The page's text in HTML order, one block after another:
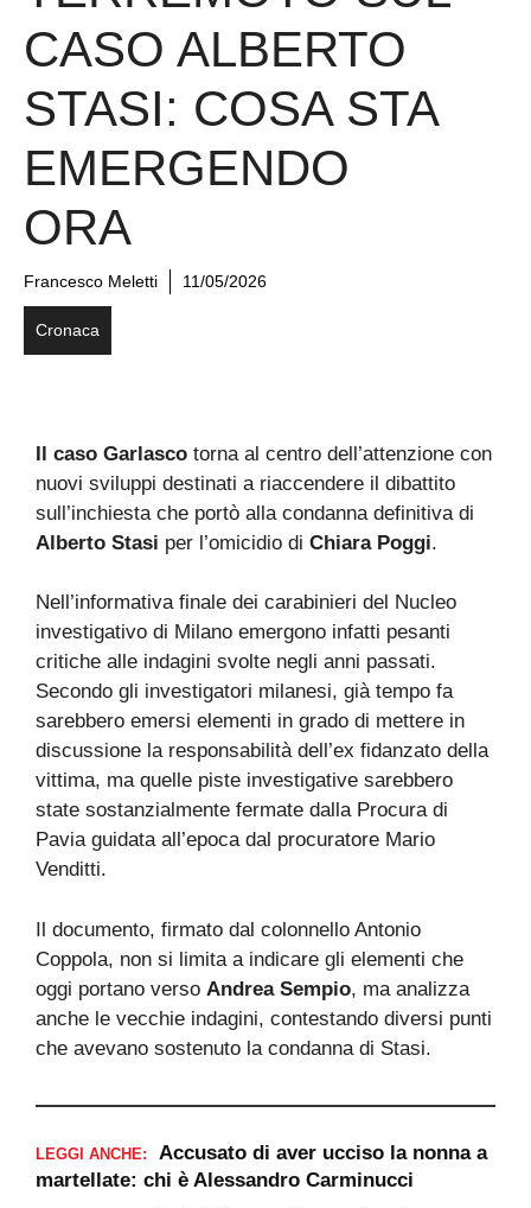
CASO ALBERTO
STASI: COSA STA
EMERGENDO
ORA
Francesco Meletti 11/05/2026
Cronaca
Il caso Garlasco torna al centro dell’attenzione con
nuovi sviluppi destinati a riaccendere il dibattito
sull’inchiesta che portò alla condanna definitiva di
Alberto Stasi per l’omicidio di Chiara Poggi.
Nell’informativa finale dei carabinieri del Nucleo
investigativo di Milano emergono infatti pesanti
critiche alle indagini svolte negli anni passati.
Secondo gli investigatori milanesi, già tempo fa
sarebbero emersi elementi in grado di mettere in
discussione la responsabilità dell’ex fidanzato della
vittima, ma quelle piste investigative sarebbero
state sostanzialmente fermate dalla Procura di
Pavia guidata all’epoca dal procuratore Mario
Venditti.
Il documento, firmato dal colonnello Antonio
Coppola, non si limita a indicare gli elementi che
oggi portano verso Andrea Sempio, ma analizza
anche le vecchie indagini, contestando diversi punti
che avevano sostenuto la condanna di Stasi.
LEGGI ANCHE:
Accusato di aver ucciso la nonna a
martellate: chi è Alessandro Carminucci